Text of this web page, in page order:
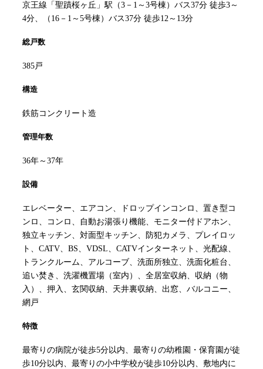
京王線「聖蹟桜ヶ丘」駅（3－1～3号棟）バス37分 徒歩3～
4分、（16－1～5号棟）バス37分 徒歩12～13分
総戸数
385戸
構造
鉄筋コンクリート造
管理年数
36年～37年
設備
エレベーター、エアコン、ドロップインコンロ、置き型コ
ンロ、コンロ、自動お湯張り機能、モニター付ドアホン、
独立キッチン、対面型キッチン、防犯カメラ、プレイロッ
ト、CATV、BS、VDSL、CATVインターネット、光配線、
トランクルーム、アルコーブ、洗面所独立、洗面化粧台、
追い焚き、洗濯機置場（室内）、全居室収納、収納（物
入）、押入、玄関収納、天井裏収納、出窓、バルコニー、
網戸
特徴
最寄りの病院が徒歩5分以内、最寄りの幼稚園・保育園が徒
歩10分以内、最寄りの小中学校が徒歩10分以内、敷地内に